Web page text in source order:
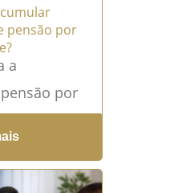
pensão por
a
por
e
são dois